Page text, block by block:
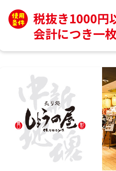
税抜き1000円
会計につき一